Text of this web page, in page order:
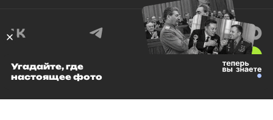
© 1999–2026 Все права защищены.
Угадайте, где
настоящее фото